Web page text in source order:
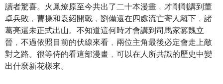
讀者驚喜。火鳳燎原至今共出了二十本漫畫﹐才剛剛講到董
卓兵敗﹐曹操和袁紹開戰﹐劉備還在四處流亡寄人籬下﹐諸
葛亮還未正式出山。不知道這何時才會講到司馬家篡魏立
晉﹐不過依照目前的伏線來看﹐兩位主角最後必定會走上敵
對之路。很等侍的看這部漫畫﹐可以在人所共識的歷史中變
出什麼新花樣來。